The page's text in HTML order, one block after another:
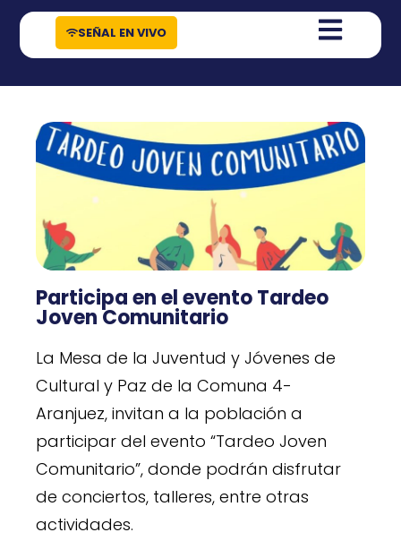
contenido
SEÑAL EN VIVO
Participa en el evento Tardeo
Joven Comunitario
La Mesa de la Juventud y Jóvenes de
Cultural y Paz de la Comuna 4-
Aranjuez, invitan a la población a
participar del evento “Tardeo Joven
Comunitario”, donde podrán disfrutar
de conciertos, talleres, entre otras
actividades.